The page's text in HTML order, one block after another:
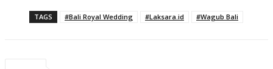
TAGS #Bali Royal Wedding #Laksara.id #Wagub Bali